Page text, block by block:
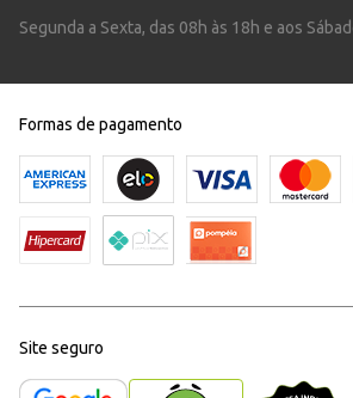
Segunda a Sexta, das 08h às 18h e aos
Formas de pagamento
Site seguro